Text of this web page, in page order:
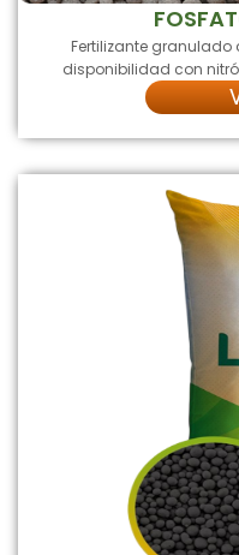
Fertilizante
disponibilidad con